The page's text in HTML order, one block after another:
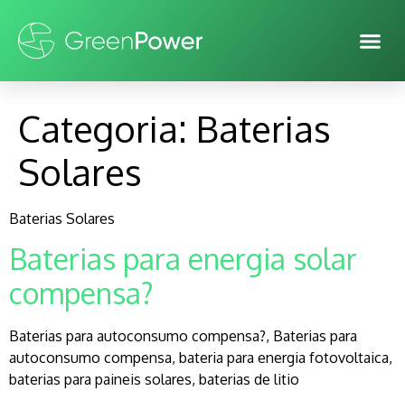
Categoria: Baterias
Solares
Baterias Solares
Baterias para energia solar
compensa?
Baterias para autoconsumo compensa?, Baterias para
autoconsumo compensa, bateria para energia fotovoltaica,
baterias para paineis solares, baterias de litio